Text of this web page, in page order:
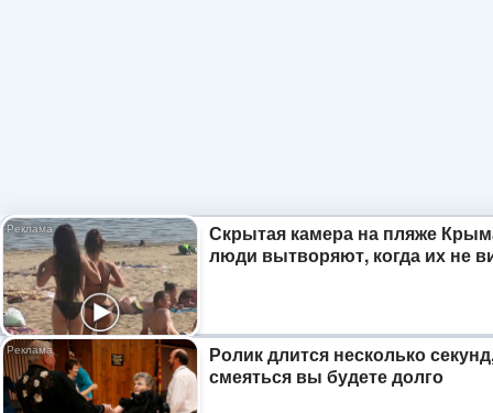
Скрытая камера на пляже
люди вытворяют, когда их не
Ролик длится несколько
смеяться вы будете долго